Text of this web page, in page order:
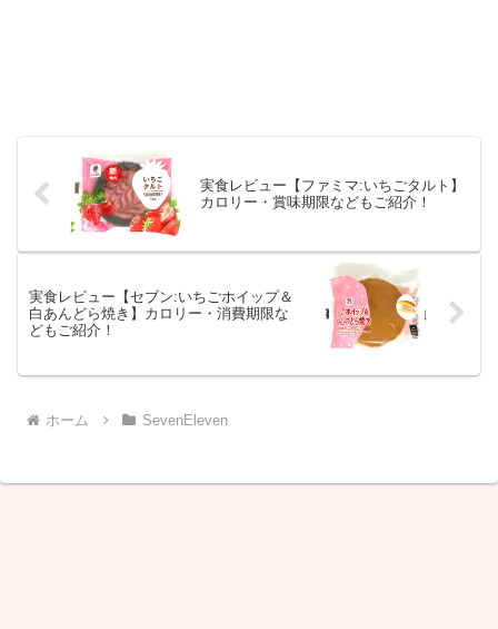
実食レビュー【ファミマ:いちごタルト】
カロリー・賞味期限などもご紹介！
実食レビュー【セブン:いちごホイップ＆
白あんどら焼き】カロリー・消費期限な
どもご紹介！
ホーム SevenEleven